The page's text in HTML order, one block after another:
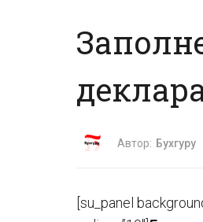
Автор: Бухгуру
[su_panel